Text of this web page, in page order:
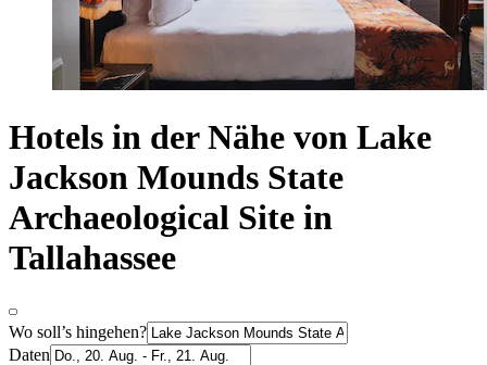
Hotels in der Nähe von Lake
Jackson Mounds State
Archaeological Site in
Tallahassee
Wo soll’s hingehen?
Daten